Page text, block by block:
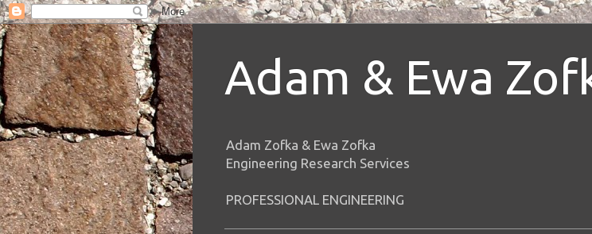
Adam & Ewa
Adam Zofka & Ewa Zofka
Engineering Research Services
PROFESSIONAL ENGINEERING